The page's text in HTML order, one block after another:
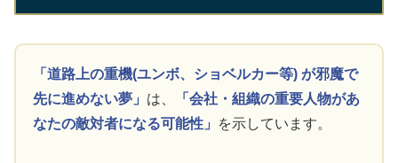
「道路上の重機(ユンボ、ショベルカー等) が邪魔で
先に進めない夢」 は、
「会社・組織の重要人物があ
なたの敵対者になる可能性」
を示しています。